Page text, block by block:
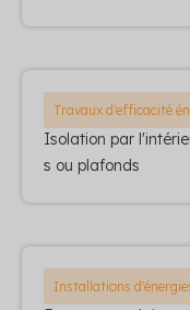
Travaux d'efficacité
Isolation par
s ou plafonds
Installations